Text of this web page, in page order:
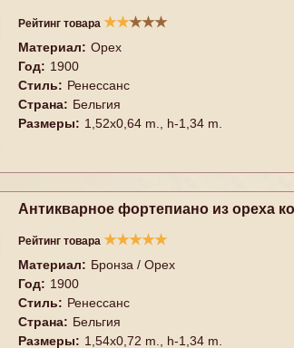
Рейтинг товара ★★★★★
Материал: Орех
Год: 1900
Стиль: Ренессанс
Страна: Бельгия
Размеры: 1,52x0,64 m., h-1,34 m.
Антикварное фортепиано из ореха
Рейтинг товара ★★★★★
Материал: Бронза / Орех
Год: 1900
Стиль: Ренессанс
Страна: Бельгия
Размеры: 1,54x0,72 m., h-1,34 m.